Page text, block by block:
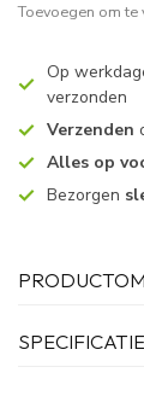
Toevoegen om te
Op
verzonden
Verzenden
Alles op
Bezorgen